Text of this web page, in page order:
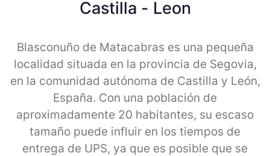
Castilla - Leon
Blasconuño de Matacabras es una pequeña
localidad situada en la provincia de Segovia,
en la comunidad autónoma de Castilla y León,
España. Con una población de
aproximadamente 20 habitantes, su escaso
tamaño puede influir en los tiempos de
entrega de UPS, ya que es posible que se